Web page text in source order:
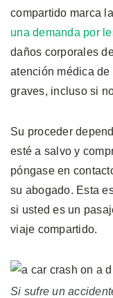
compartido marca
una demanda por
daños corporales
atención médica
graves, incluso si
Su proceder
esté a salvo y
póngase en
su abogado. Esta
si usted es un
viaje compartido.
Si sufre un